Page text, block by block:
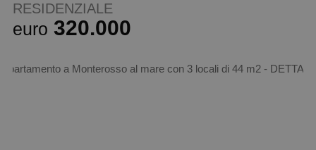
RESIDENZIALE
euro 320.000